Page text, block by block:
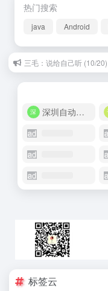
热门搜索
java Android
三毛：说给自己听 (10/20)
深圳自动化商城
标签云